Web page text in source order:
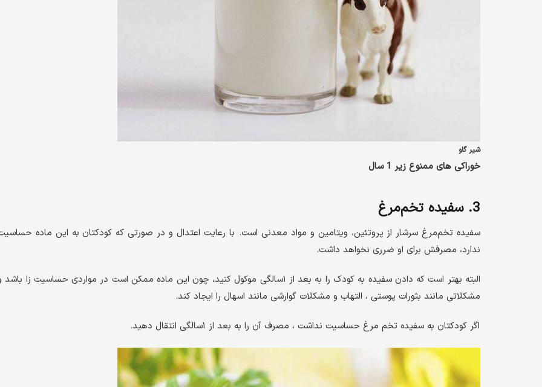
شیر گاو
خوراکی های ممنوع زیر 1 سال
3. سفیده تخم‌مرغ
سفیده تخم‌مرغ سرشار از پروتئین، ویتامین و مواد معدنی است. با رعایت اعتدال و در صورتی ‌که کودکتان به این ماده
ندارد، مصرفش برای او ضرری نخواهد داشت.
البته بهتر است که دادن سفیده به کودک را به بعد از ۱سالگی موکول کنید، چون این ماده ممکن است در مواردی حساسیت ‌زا
مشکلاتی مانند بثورات پوستی ، التهاب و مشکلات گوارشی مانند اسهال را ایجاد کند.
اگر کودکتان به سفیده تخم مرغ حساسیت نداشت ، مصرف آن را به بعد از ۱‌سالگی انتقال دهید.